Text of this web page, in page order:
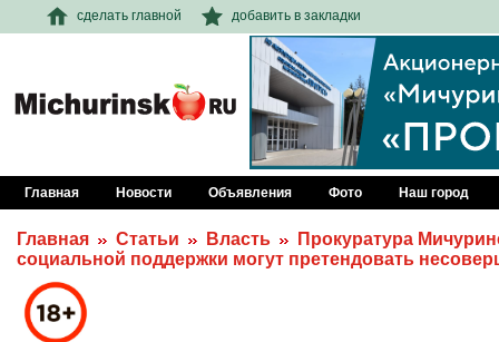
сделать главной добавить в закладки
Главная Новости Объявления Фото Наш город
Главная Статьи Власть
Прокуратура
социальной поддержки могут претендовать